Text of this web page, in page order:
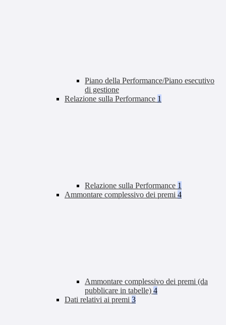
Piano della Performance/Piano esecutivo
di gestione
Relazione sulla Performance 1
Relazione sulla Performance 1
Ammontare complessivo dei premi 4
Ammontare complessivo dei premi (da
pubblicare in tabelle) 4
Dati relativi ai premi 3